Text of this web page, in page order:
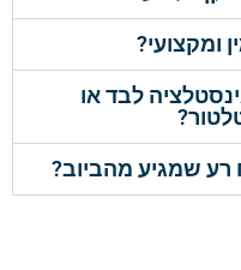
ומקצועי?
לבד או
רע שמגיע מהביוב?